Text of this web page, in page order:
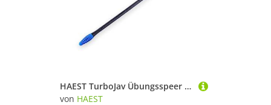
HAEST TurboJav Übungsspeer - Speer 800g - Speerwurf Kinder - Speerwerfen - Trainingsspeer
von HAEST